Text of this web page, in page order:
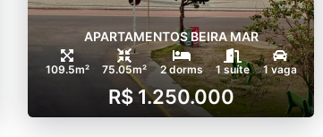
APARTAMENTOS BEIRA MAR
109.5m² 75.05m² 2 dorms 1 suíte 1 vaga
R$ 1.250.000